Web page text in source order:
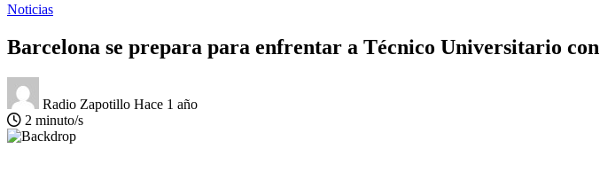
Noticias
Barcelona se prepara para enfrentar a Técnico Universitario
Radio Zapotillo Hace 1 año
2 minuto/s